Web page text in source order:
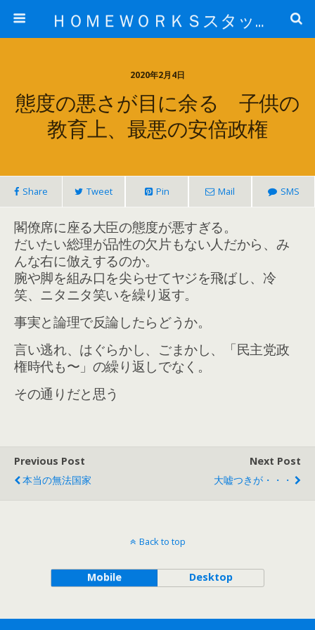
ＨＯＭＥＷＯＲＫＳスタッフ日記ブログ
2020年2月4日
態度の悪さが目に余る 子供の
教育上、最悪の安倍政権
Share Tweet Pin Mail SMS
閣僚席に座る大臣の態度が悪すぎる。
だいたい総理が品性の欠片もない人だから、み
んな右に倣えするのか。
腕や脚を組み口を尖らせてヤジを飛ばし、冷
笑、ニタニタ笑いを繰り返す。
事実と論理で反論したらどうか。
言い逃れ、はぐらかし、ごまかし、「民主党政
権時代も〜」の繰り返しでなく。
その通りだと思う
Previous Post
本当の無法国家
Next Post
大嘘つきが・・・
Back to top
Mobile Desktop